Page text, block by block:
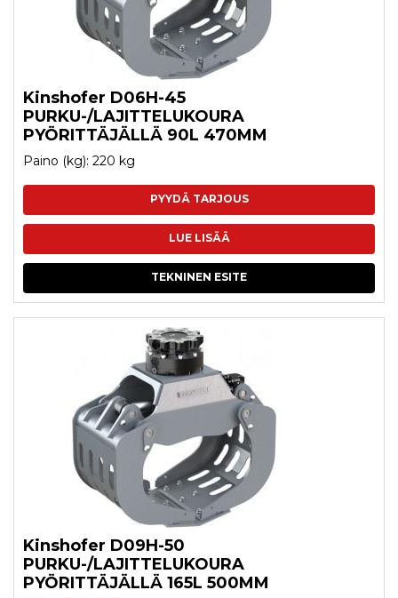
Kinshofer D06H-45
PURKU-/LAJITTELUKOURA
PYÖRITTÄJÄLLÄ 90L 470MM
Paino (kg): 220 kg
PYYDÄ TARJOUS
LUE LISÄÄ
TEKNINEN ESITE
Kinshofer D09H-50
PURKU-/LAJITTELUKOURA
PYÖRITTÄJÄLLÄ 165L 500MM